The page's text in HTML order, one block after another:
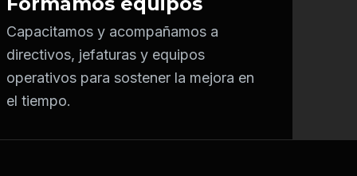
Capacitamos y acompañamos a
directivos, jefaturas y equipos
operativos para sostener la mejora en
el tiempo.